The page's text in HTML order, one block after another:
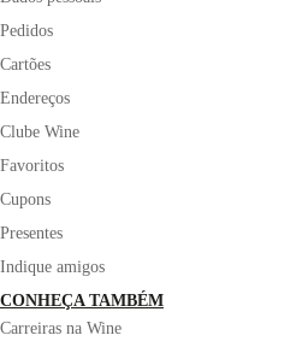
Pedidos
Cartões
Endereços
Clube Wine
Favoritos
Cupons
Presentes
Indique amigos
CONHEÇA TAMBÉM
Carreiras na Wine